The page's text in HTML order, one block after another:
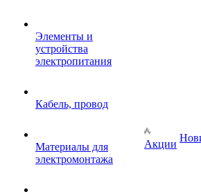
Элементы и
устройства
электропитания
Кабель, провод
Материалы для
электромонтажа
Акции